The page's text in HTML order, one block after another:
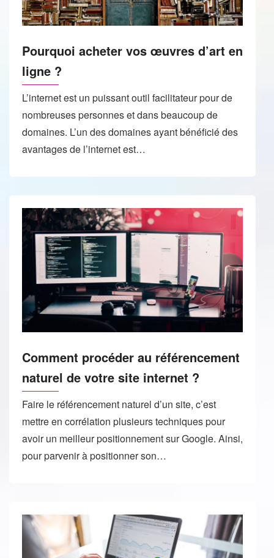
Pourquoi acheter vos œuvres d’art en
ligne ?
L’internet est un puissant outil facilitateur pour de
nombreuses personnes et dans beaucoup de
domaines. L’un des domaines ayant bénéficié des
avantages de l’internet est…
Comment procéder au référencement
naturel de votre site internet ?
Faire le référencement naturel d’un site, c’est
mettre en corrélation plusieurs techniques pour
avoir un meilleur positionnement sur Google. Ainsi,
pour parvenir à positionner son…